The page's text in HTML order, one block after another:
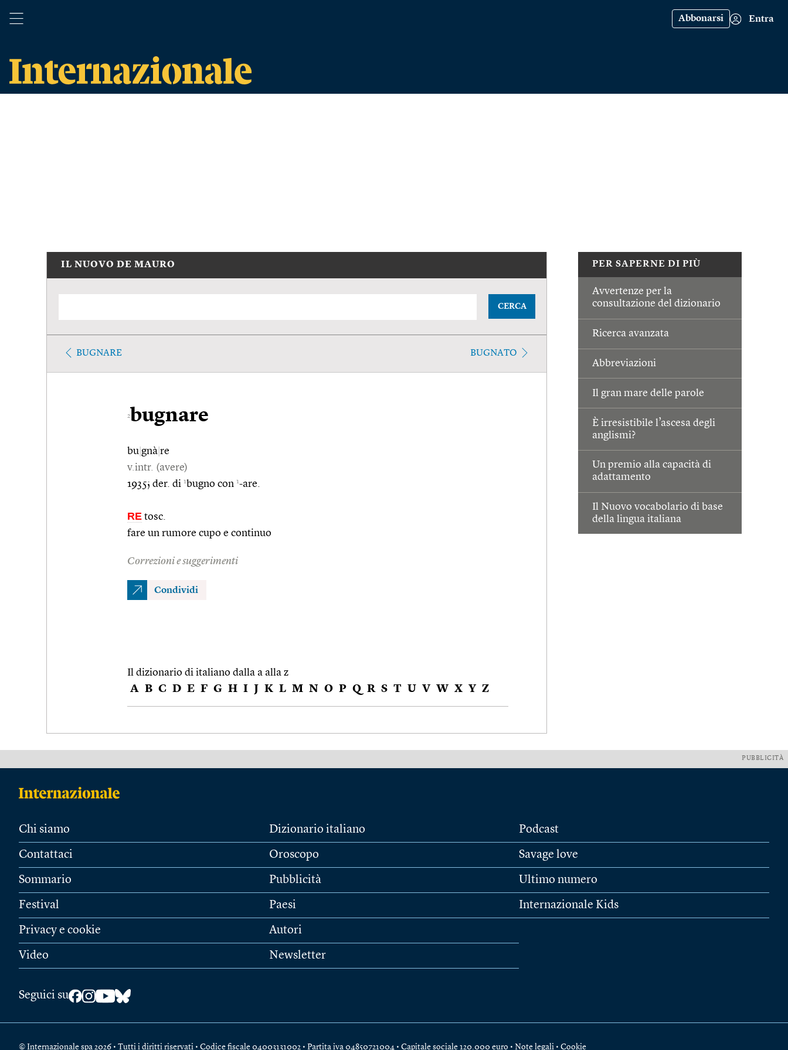
Abbonarsi Entra
PER SAPERNE DI PIÙ
Avvertenze per la
consultazione del dizionario
Ricerca avanzata
Abbreviazioni
Il gran mare delle parole
È irresistibile l’ascesa degli
anglismi?
Un premio alla capacità di
adattamento
Il Nuovo vocabolario di base
della lingua italiana
IL NUOVO DE MAURO
CERCA
BUGNARE BUGNATO
2bugnare
bu gnà re
v.intr. (avere)
1935; der. di 1bugno con 1-are.
RE tosc.
fare un rumore cupo e continuo
Correzioni e suggerimenti
Condividi
Il dizionario di italiano dalla a alla z
A B C D E F G H I J K L M N O P Q R S T U V W X Y Z
PUBBLICITÀ
Chi siamo
Contattaci
Sommario
Festival
Privacy e cookie
Video
Dizionario italiano
Oroscopo
Pubblicità
Paesi
Autori
Newsletter
Podcast
Savage love
Ultimo numero
Internazionale Kids
Seguici su
© Internazionale spa 2026 • Tutti i diritti riservati • Codice fiscale 04003131002 • Partita iva 04850721004 • Capitale sociale 120.000 euro • Note legali • Cookie